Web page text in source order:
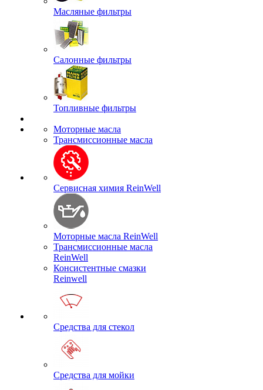
Масляные фильтры
Салонные фильтры
Топливные фильтры
Моторные масла
Трансмиссионные масла
Сервисная химия ReinWell
Моторные масла ReinWell
Трансмиссионные масла
ReinWell
Консистентные смазки
Reinwell
Средства для стекол
Средства для мойки